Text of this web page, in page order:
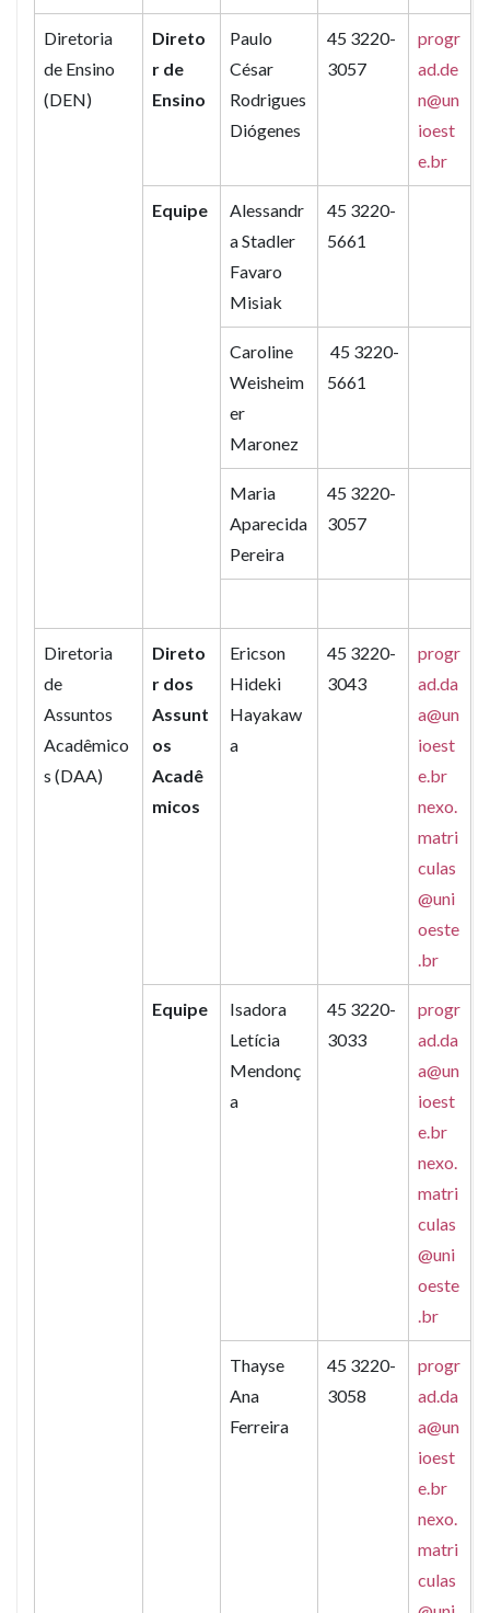
Diretoria
de Ensino
(DEN)
Direto
r de
Ensino
Paulo
César
Rodrigues
Diógenes
45 3220-
3057
progr
ad.de
n@un
ioest
e.br
Equipe
Alessandr
a Stadler
Favaro
Misiak
45 3220-
5661
Caroline
Weisheim
er
Maronez
45 3220-
5661
Maria
Aparecida
Pereira
45 3220-
3057
Diretoria
de
Assuntos
Acadêmico
s (DAA)
Direto
r dos
Assunt
os
Acadê
micos
Ericson
Hideki
Hayakaw
a
45 3220-
3043
progr
ad.da
a@un
ioest
e.br
nexo.
matri
culas
@uni
oeste
.br
Equipe
Isadora
Letícia
Mendonç
a
45 3220-
3033
progr
ad.da
a@un
ioest
e.br
nexo.
matri
culas
@uni
oeste
.br
Thayse
Ana
Ferreira
45 3220-
3058
progr
ad.da
a@un
ioest
e.br
nexo.
matri
culas